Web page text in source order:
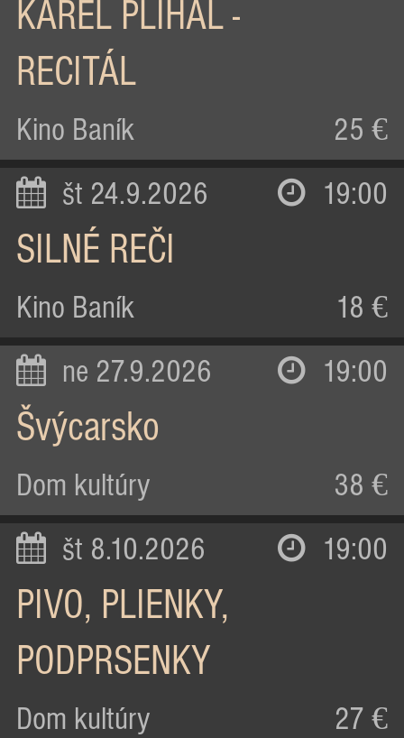
KAREL PLÍHAL -
RECITÁL
Kino Baník 25 €
št 24.9.2026 19:00
SILNÉ REČI
Kino Baník 18 €
ne 27.9.2026 19:00
Švýcarsko
Dom kultúry 38 €
št 8.10.2026 19:00
PIVO, PLIENKY,
PODPRSENKY
Dom kultúry 27 €